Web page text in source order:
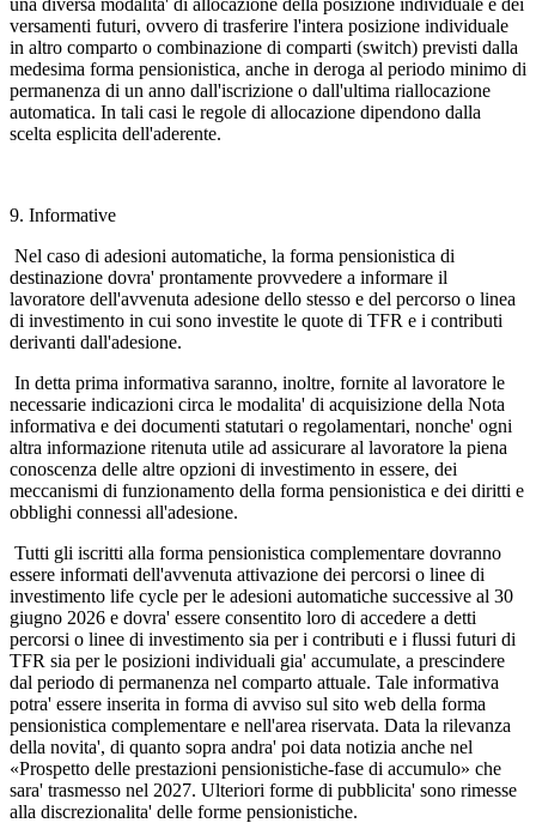
versamenti futuri, ovvero di trasferire l'intera posizione individuale
in altro comparto o combinazione di comparti (switch) previsti dalla
medesima forma pensionistica, anche in deroga al periodo minimo di
permanenza di un anno dall'iscrizione o dall'ultima riallocazione
automatica. In tali casi le regole di allocazione dipendono dalla
scelta esplicita dell'aderente.
9. Informative
Nel caso di adesioni automatiche, la forma pensionistica di
destinazione dovra' prontamente provvedere a informare il
lavoratore dell'avvenuta adesione dello stesso e del percorso o linea
di investimento in cui sono investite le quote di TFR e i contributi
derivanti dall'adesione.
In detta prima informativa saranno, inoltre, fornite al lavoratore le
necessarie indicazioni circa le modalita' di acquisizione della Nota
informativa e dei documenti statutari o regolamentari, nonche' ogni
altra informazione ritenuta utile ad assicurare al lavoratore la piena
conoscenza delle altre opzioni di investimento in essere, dei
meccanismi di funzionamento della forma pensionistica e dei diritti e
obblighi connessi all'adesione.
Tutti gli iscritti alla forma pensionistica complementare dovranno
essere informati dell'avvenuta attivazione dei percorsi o linee di
investimento life cycle per le adesioni automatiche successive al 30
giugno 2026 e dovra' essere consentito loro di accedere a detti
percorsi o linee di investimento sia per i contributi e i flussi futuri di
TFR sia per le posizioni individuali gia' accumulate, a prescindere
dal periodo di permanenza nel comparto attuale. Tale informativa
potra' essere inserita in forma di avviso sul sito web della forma
pensionistica complementare e nell'area riservata. Data la rilevanza
della novita', di quanto sopra andra' poi data notizia anche nel
«Prospetto delle prestazioni pensionistiche-fase di accumulo» che
sara' trasmesso nel 2027. Ulteriori forme di pubblicita' sono rimesse
alla discrezionalita' delle forme pensionistiche.